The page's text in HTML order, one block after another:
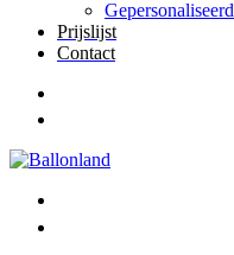
Gepersonaliseerd
Prijslijst
Contact